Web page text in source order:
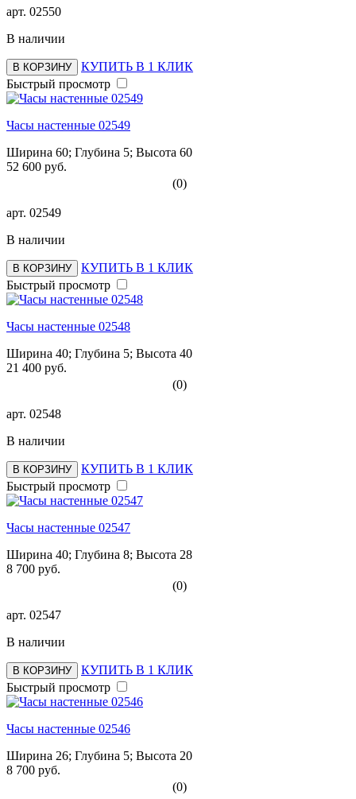
арт. 02550
В наличии
В КОРЗИНУ
КУПИТЬ В 1 КЛИК
Быстрый просмотр
Часы настенные 02549
Ширина 60; Глубина 5; Высота 60
52 600 руб.
(0)
арт. 02549
В наличии
В КОРЗИНУ
КУПИТЬ В 1 КЛИК
Быстрый просмотр
Часы настенные 02548
Ширина 40; Глубина 5; Высота 40
21 400 руб.
(0)
арт. 02548
В наличии
В КОРЗИНУ
КУПИТЬ В 1 КЛИК
Быстрый просмотр
Часы настенные 02547
Ширина 40; Глубина 8; Высота 28
8 700 руб.
(0)
арт. 02547
В наличии
В КОРЗИНУ
КУПИТЬ В 1 КЛИК
Быстрый просмотр
Часы настенные 02546
Ширина 26; Глубина 5; Высота 20
8 700 руб.
(0)